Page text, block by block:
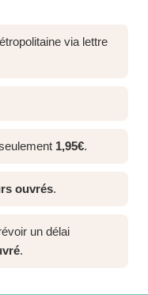
via lettre
1,95€.
ouvrés.
un délai
.